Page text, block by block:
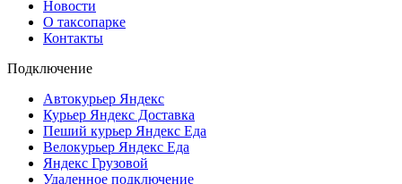
Новости
О таксопарке
Контакты
Подключение
Автокурьер Яндекс
Курьер Яндекс Доставка
Пеший курьер Яндекс Еда
Велокурьер Яндекс Еда
Яндекс Грузовой
Удаленное подключение